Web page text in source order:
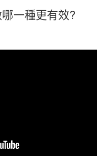
一種更有效?